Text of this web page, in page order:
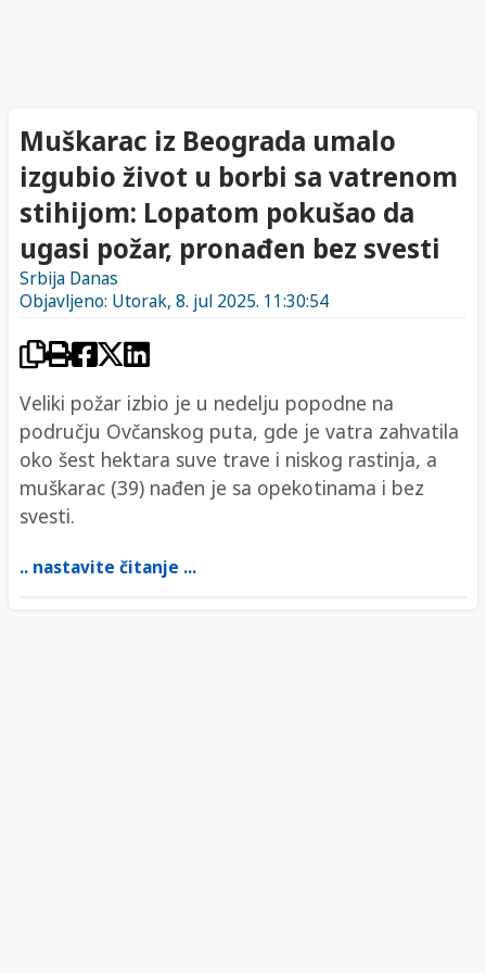
Muškarac iz Beograda umalo
izgubio život u borbi sa vatrenom
stihijom: Lopatom pokušao da
ugasi požar, pronađen bez svesti
Srbija Danas
Objavljeno: Utorak, 8. jul 2025. 11:30:54
Veliki požar izbio je u nedelju popodne na
području Ovčanskog puta, gde je vatra zahvatila
oko šest hektara suve trave i niskog rastinja, a
muškarac (39) nađen je sa opekotinama i bez
svesti.
.. nastavite čitanje ...